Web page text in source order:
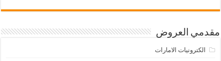
مقدمي العروض
الكترونيات الامارات